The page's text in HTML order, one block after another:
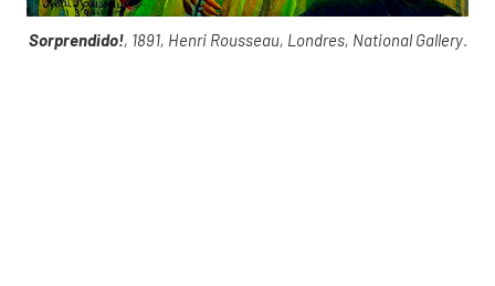
Sorprendido!, 1891, Henri Rousseau, Londres, National Gallery.